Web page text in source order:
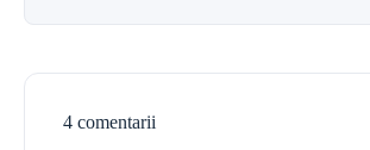
4 comentarii